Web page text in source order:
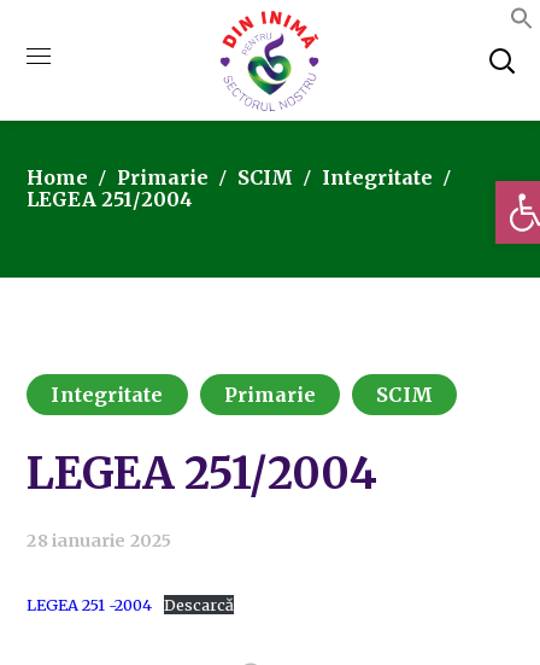
Home Primarie SCIM
Integritate
LEGEA 251/2004
Integritate Primarie SCIM
LEGEA 251/2004
28 ianuarie 2025
LEGEA 251 -2004 Descarcă